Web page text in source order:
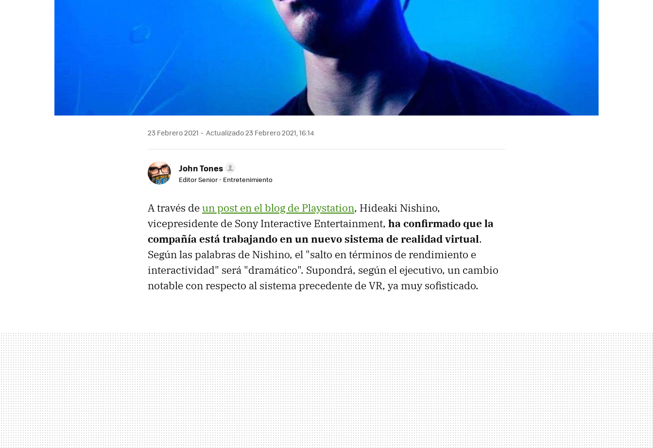
23 Febrero 2021 Actualizado 23 Febrero 2021, 16:14
John Tones
Editor Senior - Entretenimiento
A través deun post en el blog de Playstation, Hideaki Nishino,
vicepresidente de Sony Interactive Entertainment, ha confirmado que la
compañía está trabajando en un nuevo sistema de realidad virtual.
Según las palabras de Nishino, el "salto en términos de rendimiento e
interactividad" será "dramático". Supondrá, según el ejecutivo, un cambio
notable con respecto al sistema precedente de VR, ya muy sofisticado.